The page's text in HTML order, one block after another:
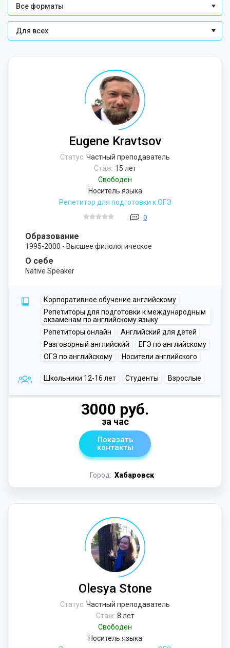
Все форматы
Для всех
Eugene Kravtsov
Статус: Частный преподаватель
Стаж: 15 лет
Свободен
Носитель языка
Репетитор для подготовки к ОГЭ
0
Образование
1995-2000 - Высшее филологическое
О себе
Native Speaker
Корпоративное обучение английскому
Репетиторы для подготовки к международным
экзаменам по английскому языку
Репетиторы онлайн
Английский для детей
Разговорный английский
ЕГЭ по английскому
ОГЭ по английскому
Носители английского
Школьники 12-16 лет Студенты Взрослые
Город: Хабаровск
3000 руб.
за час
Показать
контакты
Olesya Stone
Статус: Частный преподаватель
Стаж: 8 лет
Свободен
Носитель языка